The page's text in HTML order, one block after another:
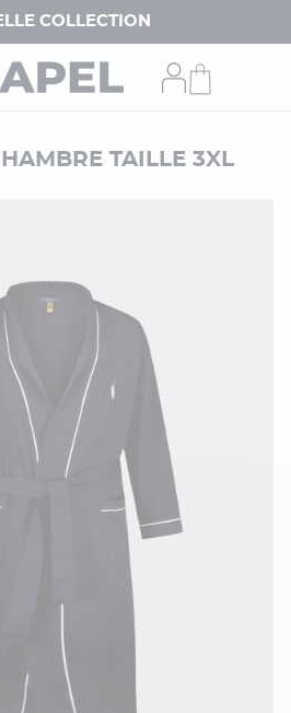
COLLECTION
TAILLE 3XL